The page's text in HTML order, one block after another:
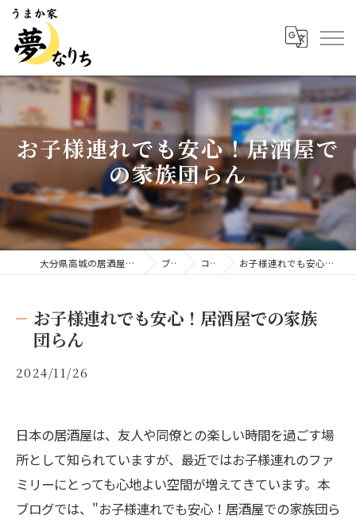
お子様連れでも安心！居酒屋で
の家族団らん
大分県高城の居酒屋ならうまか家 夢なりち ブログ コラム お子様連れでも安心！居酒屋での家族団らん
お子様連れでも安心！居酒屋での家族
団らん
2024/11/26
日本の居酒屋は、友人や同僚との楽しい時間を過ごす場
所として知られていますが、最近ではお子様連れのファ
ミリーにとっても心地よい空間が増えてきています。本
ブログでは、"お子様連れでも安心！居酒屋での家族団ら